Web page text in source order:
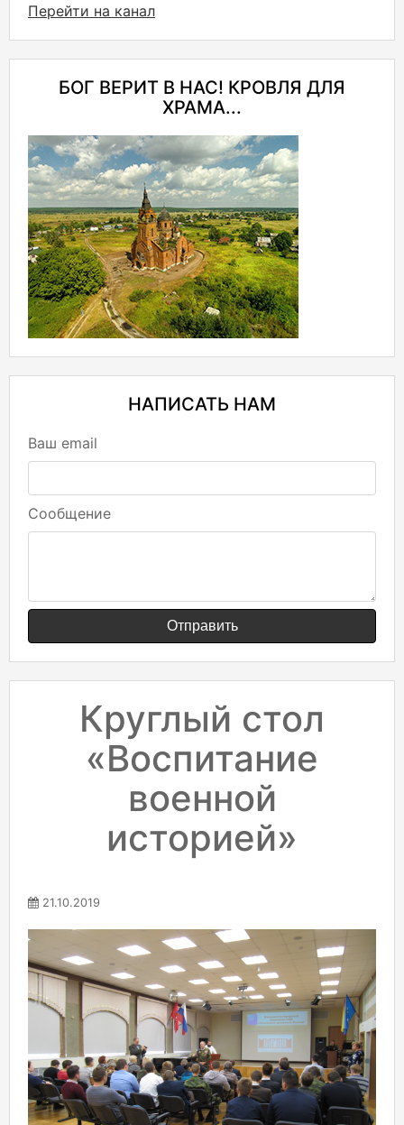
Перейти на канал
БОГ ВЕРИТ В НАС! КРОВЛЯ ДЛЯ
ХРАМА...
НАПИСАТЬ НАМ
Ваш email
Сообщение
Отправить
Круглый стол
«Воспитание
военной
историей»
21.10.2019